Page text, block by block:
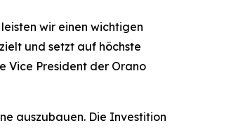
wir einen wichtigen
und setzt auf höchste
Vice President der Orano
auszubauen. Die Investition